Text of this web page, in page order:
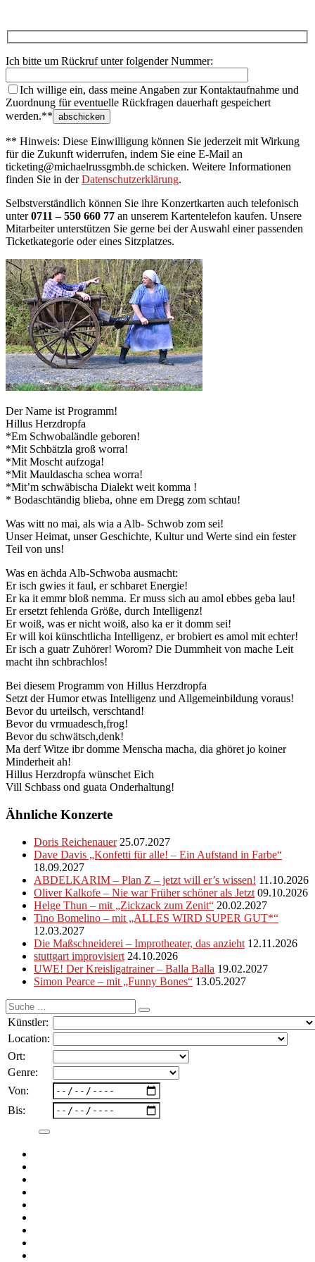
Ich bitte um Rückruf unter folgender Nummer:
Ich willige ein, dass meine Angaben zur Kontaktaufnahme und
Zuordnung für eventuelle Rückfragen dauerhaft gespeichert
werden.**
** Hinweis: Diese Einwilligung können Sie jederzeit mit Wirkung
für die Zukunft widerrufen, indem Sie eine E-Mail an
ticketing@michaelrussgmbh.de schicken. Weitere Informationen
finden Sie in derDatenschutzerklärung.
Selbstverständlich können Sie ihre Konzertkarten auch telefonisch
unter0711 – 550 660 77 an unserem Kartentelefon kaufen. Unsere
Mitarbeiter unterstützen Sie gerne bei der Auswahl einer passenden
Ticketkategorie oder eines Sitzplatzes.
Der Name ist Programm!
Hillus Herzdropfa
*Em Schwobaländle geboren!
*Mit Schbätzla groß worra!
*Mit Moscht aufzoga!
*Mit Mauldascha schea worra!
*Mit’m schwäbischa Dialekt weit komma !
* Bodaschtändig blieba, ohne em Dregg zom schtau!
Was witt no mai, als wia a Alb- Schwob zom sei!
Unser Heimat, unser Geschichte, Kultur und Werte sind ein fester
Teil von uns!
Was en ächda Alb-Schwoba ausmacht:
Er isch gwies it faul, er schbaret Energie!
Er ka it emmr bloß nemma. Er muss sich au amol ebbes geba lau!
Er ersetzt fehlenda Größe, durch Intelligenz!
Er woiß, was er nicht woiß, also ka er it domm sei!
Er will koi künschtlicha Intelligenz, er brobiert es amol mit echter!
Er isch a guatr Zuhörer! Worom? Die Dummheit von mache Leit
macht ihn schbrachlos!
Bei diesem Programm von Hillus Herzdropfa
Setzt der Humor etwas Intelligenz und Allgemeinbildung voraus!
Bevor du urteilsch, verschtand!
Bevor du vrmuadesch,frog!
Bevor du schwätsch,denk!
Ma derf Witze ibr domme Menscha macha, dia ghöret jo koiner
Minderheit ah!
Hillus Herzdropfa wünschet Eich
Vill Schbass ond guata Onderhaltung!
Ähnliche Konzerte
Doris Reichenauer 25.07.2027
Dave Davis „Konfetti für alle! – Ein Aufstand in Farbe“
18.09.2027
ABDELKARIM – Plan Z – jetzt will er’s wissen! 11.10.2026
Oliver Kalkofe – Nie war Früher schöner als Jetzt 09.10.2026
Helge Thun – mit „Zickzack zum Zenit“ 20.02.2027
Tino Bomelino – mit „ALLES WIRD SUPER GUT*“
12.03.2027
Die Maßschneiderei – Improtheater, das anzieht 12.11.2026
stuttgart improvisiert 24.10.2026
UWE! Der Kreisligatrainer – Balla Balla 19.02.2027
Simon Pearce – mit „Funny Bones“ 13.05.2027
Suche
nach:
Künstler:
Location:
Ort:
Genre:
Von:
Bis: